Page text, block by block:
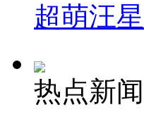
超萌汪
热点新闻